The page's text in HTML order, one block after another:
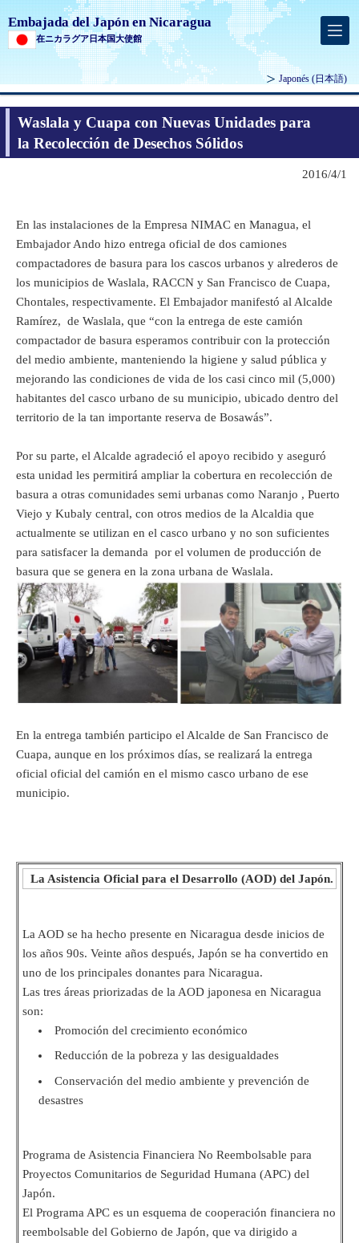
Embajada del Japón en Nicaragua
在ニカラグア日本国大使館
Japonés (日本語)
Waslala y Cuapa con Nuevas Unidades para
la Recolección de Desechos Sólidos
2016/4/1
En las instalaciones de la Empresa NIMAC en Managua, el
Embajador Ando hizo entrega oficial de dos camiones
compactadores de basura para los cascos urbanos y alrederos de
los municipios de Waslala, RACCN y San Francisco de Cuapa,
Chontales, respectivamente. El Embajador manifestó al Alcalde
Ramírez, de Waslala, que “con la entrega de este camión
compactador de basura esperamos contribuir con la protección
del medio ambiente, manteniendo la higiene y salud pública y
mejorando las condiciones de vida de los casi cinco mil (5,000)
habitantes del casco urbano de su municipio, ubicado dentro del
territorio de la tan importante reserva de Bosawás”.
Por su parte, el Alcalde agradeció el apoyo recibido y aseguró
esta unidad les permitirá ampliar la cobertura en recolección de
basura a otras comunidades semi urbanas como Naranjo , Puerto
Viejo y Kubaly central, con otros medios de la Alcaldia que
actualmente se utilizan en el casco urbano y no son suficientes
para satisfacer la demanda por el volumen de producción de
basura que se genera en la zona urbana de Waslala.
En la entrega también participo el Alcalde de San Francisco de
Cuapa, aunque en los próximos días, se realizará la entrega
oficial oficial del camión en el mismo casco urbano de ese
municipio.
La Asistencia Oficial para el Desarrollo (AOD) del Japón.
La AOD se ha hecho presente en Nicaragua desde inicios de
los años 90s. Veinte años después, Japón se ha convertido en
uno de los principales donantes para Nicaragua.
Las tres áreas priorizadas de la AOD japonesa en Nicaragua
son:
Promoción del crecimiento económico
Reducción de la pobreza y las desigualdades
Conservación del medio ambiente y prevención de
desastres
Programa de Asistencia Financiera No Reembolsable para
Proyectos Comunitarios de Seguridad Humana (APC) del
Japón.
El Programa APC es un esquema de cooperación financiera no
reembolsable del Gobierno de Japón, que va dirigido a